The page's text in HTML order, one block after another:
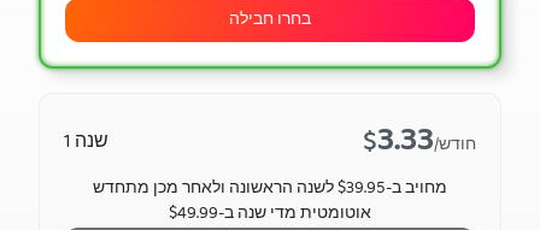
בחרו חבילה
שנה 1 $3.33 /חודש
מחויב ב-$39.95 לשנה הראשונה ולאחר מכן מתחדש
אוטומטית מדי שנה ב-$49.99